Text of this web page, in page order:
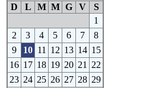
D
L M M G V
S
1
2
3 4 5 6 7
8
9
10 11 12 13 14 15
16 17 18 19 20 21
22
23 24 25 26 27 28 29